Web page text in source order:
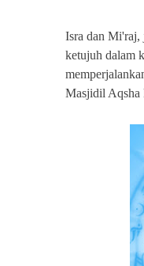
Isra dan Mi'raj,
ketujuh dalam
Masjidil Aqsha